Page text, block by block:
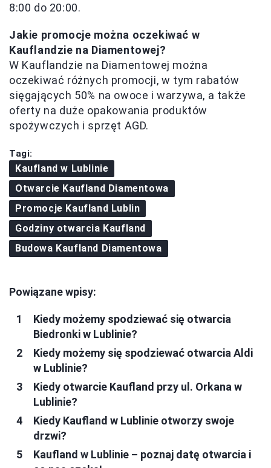
8:00 do 20:00.
Jakie promocje można oczekiwać w
Kauflandzie na Diamentowej?
W Kauflandzie na Diamentowej można
oczekiwać różnych promocji, w tym rabatów
sięgających 50% na owoce i warzywa, a także
oferty na duże opakowania produktów
spożywczych i sprzęt AGD.
Tagi:
Kaufland w Lublinie
Otwarcie Kaufland Diamentowa
Promocje Kaufland Lublin
Godziny otwarcia Kaufland
Budowa Kaufland Diamentowa
Powiązane wpisy:
Kiedy możemy spodziewać się otwarcia
Biedronki w Lublinie?
Kiedy możemy się spodziewać otwarcia Aldi
w Lublinie?
Kiedy otwarcie Kaufland przy ul. Orkana w
Lublinie?
Kiedy Kaufland w Lublinie otworzy swoje
drzwi?
Kaufland w Lublinie – poznaj datę otwarcia i